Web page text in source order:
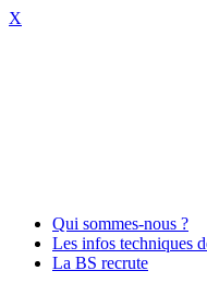
X
Qui sommes-nous ?
Les infos techniques
La BS recrute